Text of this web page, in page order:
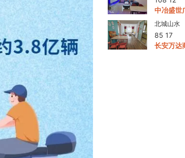
东南智汇城
108 12
中冶盛世
北城山水
85 17